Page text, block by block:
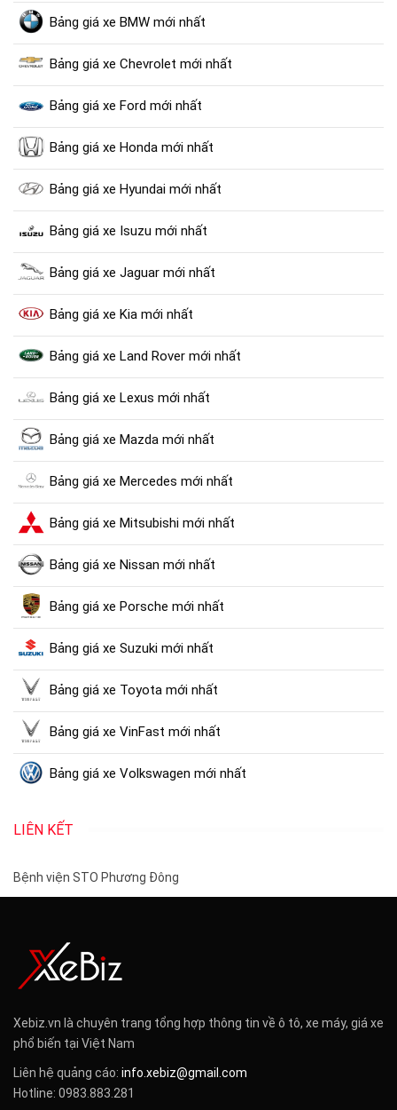
Bảng giá xe BMW mới nhất
Bảng giá xe Chevrolet mới nhất
Bảng giá xe Ford mới nhất
Bảng giá xe Honda mới nhất
Bảng giá xe Hyundai mới nhất
Bảng giá xe Isuzu mới nhất
Bảng giá xe Jaguar mới nhất
Bảng giá xe Kia mới nhất
Bảng giá xe Land Rover mới nhất
Bảng giá xe Lexus mới nhất
Bảng giá xe Mazda mới nhất
Bảng giá xe Mercedes mới nhất
Bảng giá xe Mitsubishi mới nhất
Bảng giá xe Nissan mới nhất
Bảng giá xe Porsche mới nhất
Bảng giá xe Suzuki mới nhất
Bảng giá xe Toyota mới nhất
Bảng giá xe VinFast mới nhất
Bảng giá xe Volkswagen mới nhất
LIÊN KẾT
Bệnh viện STO Phương Đông
Xebiz.vn là chuyên trang tổng hợp thông tin về ô tô, xe máy, giá xe
phổ biến tại Việt Nam
Liên hệ quảng cáo: info.xebiz@gmail.com
Hotline: 0983.883.281